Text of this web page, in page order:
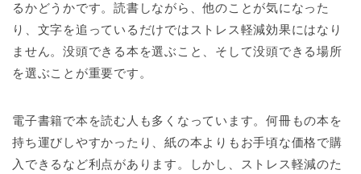
るかどうかです。読書しながら、他のことが気になった
り、文字を追っているだけではストレス軽減効果にはなり
ません。没頭できる本を選ぶこと、そして没頭できる場所
を選ぶことが重要です。
電子書籍で本を読む人も多くなっています。何冊もの本を
持ち運びしやすかったり、紙の本よりもお手頃な価格で購
入できるなど利点があります。しかし、ストレス軽減のた